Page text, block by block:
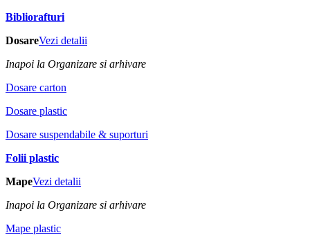
Bibliorafturi
DosareVezi detalii
Inapoi la Organizare si arhivare
Dosare carton
Dosare plastic
Dosare suspendabile & suporturi
Folii plastic
MapeVezi detalii
Inapoi la Organizare si arhivare
Mape plastic